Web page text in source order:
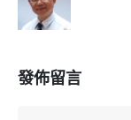
發佈留言